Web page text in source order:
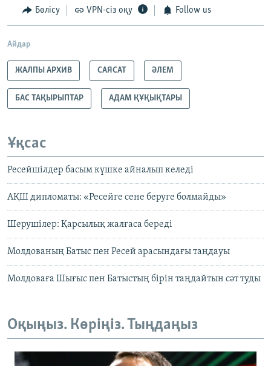
Бөлісу VPN-сіз оқу Follow us
Айдар
ЖАЛПЫ АРХИВ САЯСАТ ӘЛЕМ
БАС ТАҚЫРЫПТАР АДАМ ҚҰҚЫҚТАРЫ
Ұқсас
Ресейшілдер басым күшке айналып келеді
АҚШ дипломаты: «Ресейге сене беруге болмайды»
Шерушілер: Қарсылық жалғаса береді
Молдованың Батыс пен Ресей арасындағы таңдауы
Молдоваға Шығыс пен Батыстың бірін таңдайтын сәт туды
Оқыңыз. Көріңіз. Тыңдаңыз